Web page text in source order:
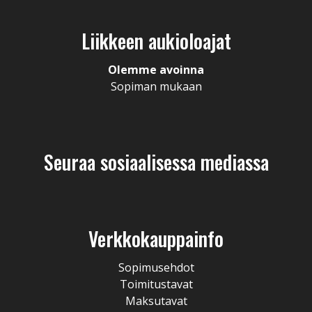
Liikkeen aukioloajat
Olemme avoinna
Sopiman mukaan
Seuraa sosiaalisessa mediassa
Verkkokauppainfo
Sopimusehdot
Toimitustavat
Maksutavat